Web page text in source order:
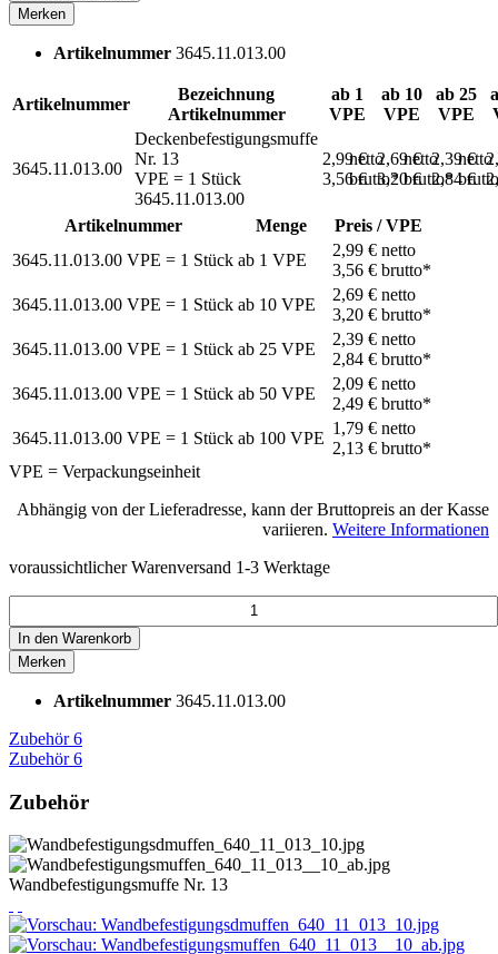
Merken
Artikelnummer 3645.11.013.00
Artikelnummer
Bezeichnung
Artikelnummer
ab 1
VPE
ab 10
VPE
ab 25
VPE
3645.11.013.00
Deckenbefestigungsmuffe
Nr. 13
VPE = 1 Stück
3645.11.013.00
2,99 €
netto
3,56 €brutto*
2,69 €
netto
3,20 €brutto*
2,39 €
netto
2,84 €
Artikelnummer Menge
Preis / VPE
3645.11.013.00 VPE = 1 Stück ab 1 VPE
2,99 €netto
3,56 €brutto*
3645.11.013.00 VPE = 1 Stück ab 10 VPE
2,69 €netto
3,20 €brutto*
3645.11.013.00 VPE = 1 Stück ab 25 VPE
2,39 €netto
2,84 €brutto*
3645.11.013.00 VPE = 1 Stück ab 50 VPE
2,09 €netto
2,49 €brutto*
3645.11.013.00 VPE = 1 Stück ab 100 VPE
1,79 €netto
2,13 €brutto*
VPE = Verpackungseinheit
Abhängig von der Lieferadresse, kann der Bruttopreis an der Kasse
variieren. Weitere Informationen
voraussichtlicher Warenversand 1-3 Werktage
In den Warenkorb
Merken
Artikelnummer 3645.11.013.00
Zubehör6
Zubehör6
Zubehör
Wandbefestigungsmuffe Nr. 13